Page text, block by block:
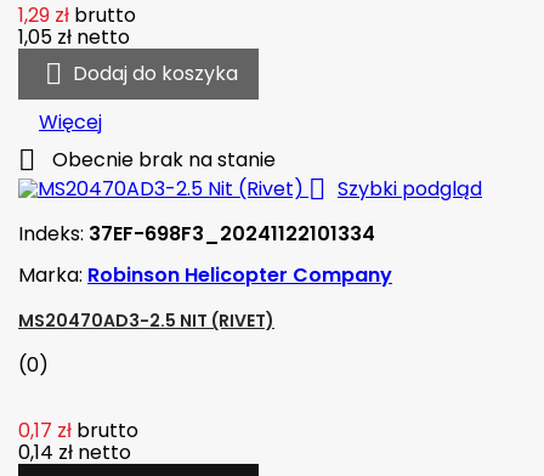
1,29 zł brutto
1,05 zł netto
 Dodaj do koszyka
Więcej
 Obecnie brak na stanie
 Szybki podgląd
Indeks: 37EF-698F3_20241122101334
Marka: Robinson Helicopter Company
MS20470AD3-2.5 NIT (RIVET)
(0)
0,17 zł brutto
0,14 zł netto